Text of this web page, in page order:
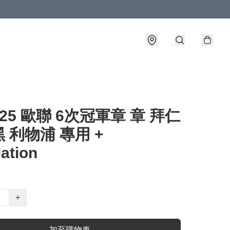
歐聯 6次冠軍章 章 拜仁
利物浦 專用 +
+